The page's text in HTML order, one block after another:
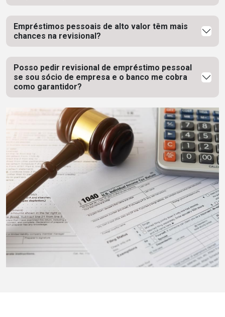
Empréstimos pessoais de alto valor têm mais
chances na revisional?
Posso pedir revisional de empréstimo pessoal
se sou sócio de empresa e o banco me cobra
como garantidor?